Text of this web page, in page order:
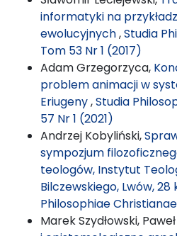
informatyki na
ewolucyjnych,Studia
Tom 53 Nr 1 (2017)
Adam Grzegorzyca,
problem animacji w
Eriugeny,Studia
57 Nr 1 (2021)
Andrzej Kobyliński,
sympozjum
teologów, Instytut
Bilczewskiego, Lwów, 28
Philosophiae
Marek Szydłowski,